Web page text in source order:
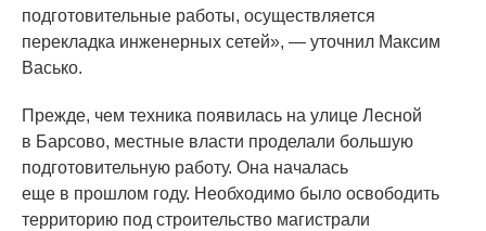
подготовительные работы, осуществляется
перекладка инженерных сетей», — уточнил Максим
Васько.
Прежде, чем техника появилась на улице Лесной
в Барсово, местные власти проделали большую
подготовительную работу. Она началась
еще в прошлом году. Необходимо было освободить
территорию под строительство магистрали